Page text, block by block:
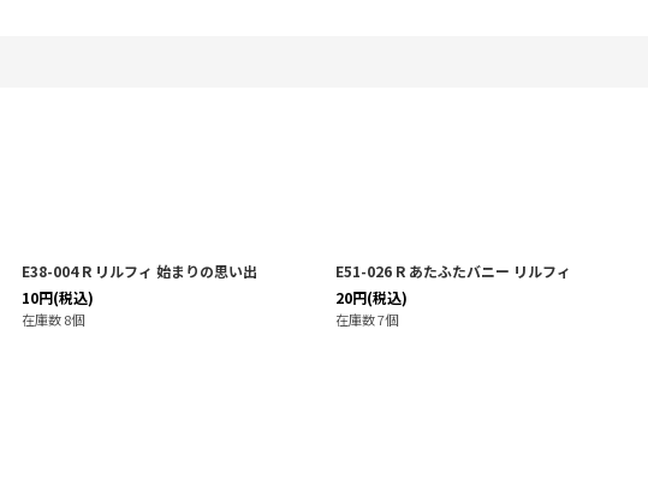
E38-004 R リルフィ 始まりの思い出
10円(税込)
在庫数 8個
E51-026 R あたふたバニー リルフィ
20円(税込)
在庫数 7個